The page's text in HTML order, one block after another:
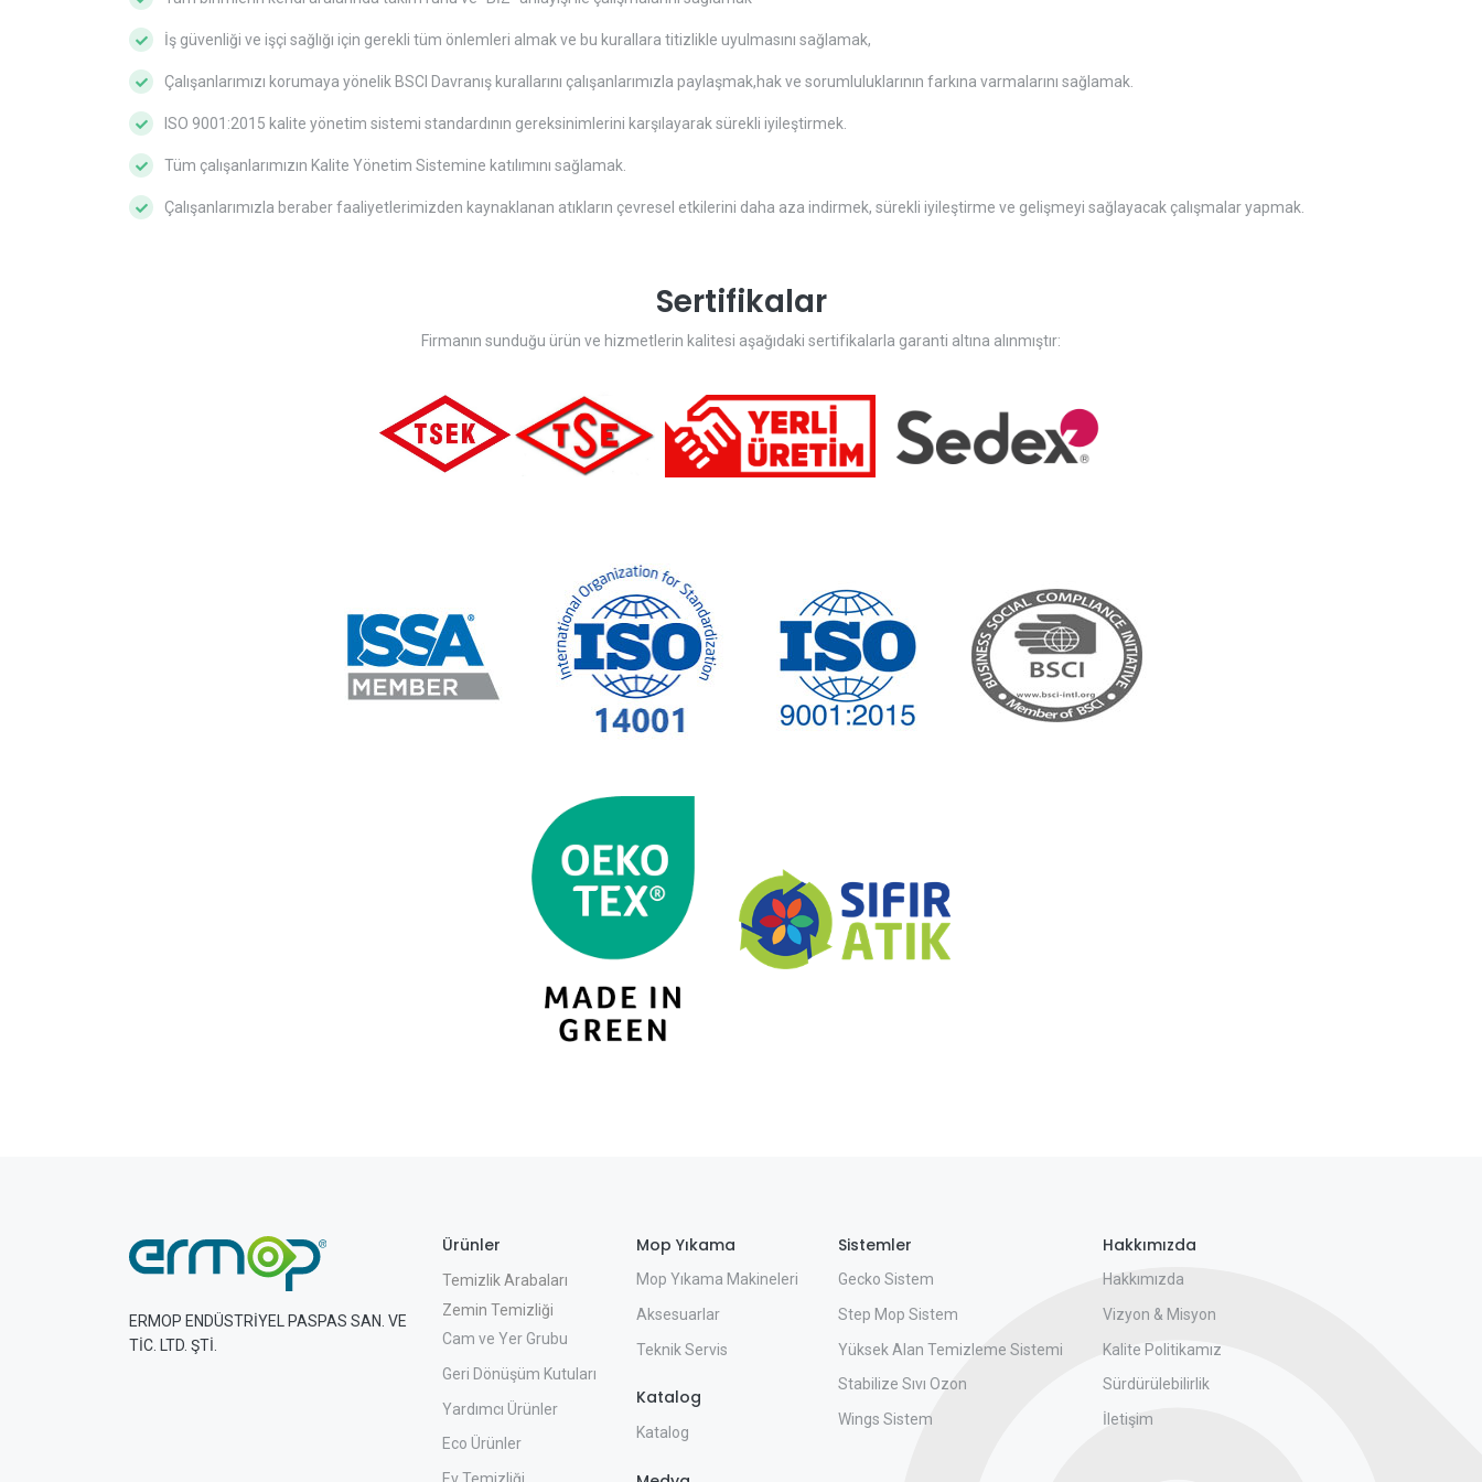
İş güvenliği ve işçi sağlığı için gerekli tüm önlemleri almak ve bu kurallara titizlikle uyulmasını sağlamak,
Çalışanlarımızı korumaya yönelik BSCI Davranış kurallarını çalışanlarımızla paylaşmak,hak ve sorumluluklarının farkına varmalarını sağlamak.
ISO 9001:2015 kalite yönetim sistemi standardının gereksinimlerini karşılayarak sürekli iyileştirmek.
Tüm çalışanlarımızın Kalite Yönetim Sistemine katılımını sağlamak.
Çalışanlarımızla beraber faaliyetlerimizden kaynaklanan atıkların çevresel etkilerini daha aza indirmek, sürekli iyileştirme ve gelişmeyi sağlayacak çalışmalar yapmak.
Sertifikalar
Firmanın sunduğu ürün ve hizmetlerin kalitesi aşağıdaki sertifikalarla garanti altına alınmıştır:
ERMOP ENDÜSTRİYEL PASPAS SAN. VE
TİC. LTD. ŞTİ.
Ürünler
Temizlik Arabaları
Zemin Temizliği
Cam ve Yer Grubu
Geri Dönüşüm Kutuları
Yardımcı Ürünler
Eco Ürünler
Mop Yıkama
Mop Yıkama Makineleri
Aksesuarlar
Teknik Servis
Katalog
Katalog
Sistemler
Gecko Sistem
Step Mop Sistem
Yüksek Alan Temizleme Sistemi
Stabilize Sıvı Ozon
Wings Sistem
Hakkımızda
Hakkımızda
Vizyon & Misyon
Kalite Politikamız
Sürdürülebilirlik
İletişim